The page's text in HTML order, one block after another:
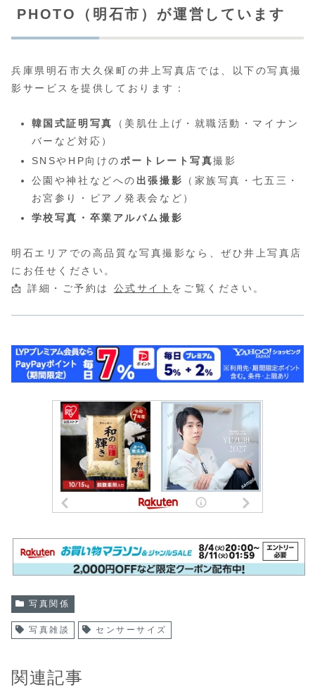
PHOTO（明石市）が運営しています
兵庫県明石市大久保町の井上写真店では、以下の写真撮
影サービスを提供しております：
韓国式証明写真
（美肌仕上げ・就職活動・マイナン
バーなど対応）
SNSやHP向けの ポートレート写真撮影
公園や神社などへの 出張撮影
（家族写真・七五三・
お宮参り・ピアノ発表会など）
学校写真・卒業アルバム撮影
明石エリアでの高品質な写真撮影なら、ぜひ井上写真店
にお任せください。
📩 詳細・ご予約は 公式サイト をご覧ください。
写真関係
写真雑談 センサーサイズ
関連記事